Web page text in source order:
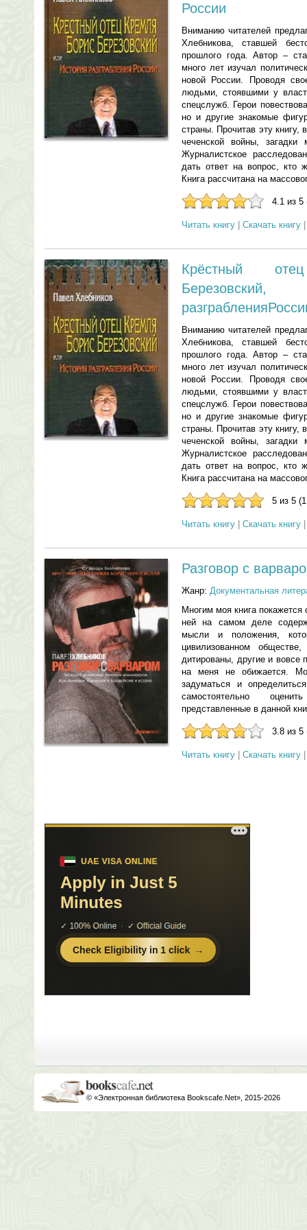
России
Вниманию читателей
Хлебникова, ставшей
прошлого года. Автор –
много лет изучал
новой России. Проводя
людьми, стоявшими у
спецслужб. Герои
но и другие знакомые
страны. Прочитав эту книгу,
чеченской войны, загадки
Журналистское
дать ответ на вопрос, кто
Книга рассчитана на
4.1 из 5
Читать книгу Скачать книгу
Крёстный
Вниманию читателей
Хлебникова, ставшей
прошлого года. Автор –
много лет изучал
новой России. Проводя
людьми, стоявшими у
спецслужб. Герои
но и другие знакомые
страны. Прочитав эту книгу,
чеченской войны, загадки
Журналистское
дать ответ на вопрос, кто
Книга рассчитана на
5 из 5
Читать книгу Скачать книгу
Разговор с
Жанр: Документальная
Многим моя книга покажется
ней на самом деле
мысли и положения,
цивилизованном
дитированы, другие и вовсе
на меня не обижается.
задуматься и
самостоятельно
представленные в данной
3.8 из 5
Читать книгу Скачать книгу
© «Электронная библиотека Bookscafe.Net», 2015-2026